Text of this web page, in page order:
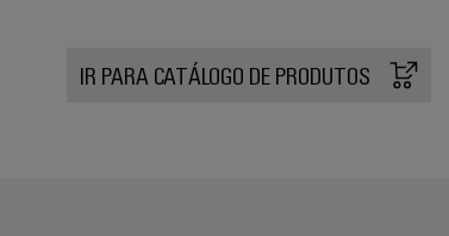
IR PARA CATÁLOGO DE PRODUTOS